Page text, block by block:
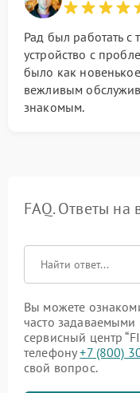
Рад был работать
устройство с
было как
вежливым
знакомым.
FAQ. Ответы на
Вы можете
часто задаваемыми
сервисный центр
телефону+7 (800)
свой вопрос.